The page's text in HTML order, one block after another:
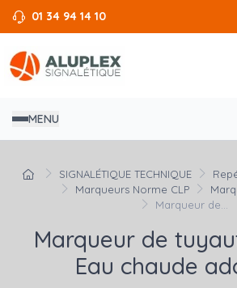
01 34 94 14 10
MENU
SIGNALÉTIQUE TECHNIQUE
Marqueurs Norme CLP
Marqueur de...
Marqueur de
Eau chaude